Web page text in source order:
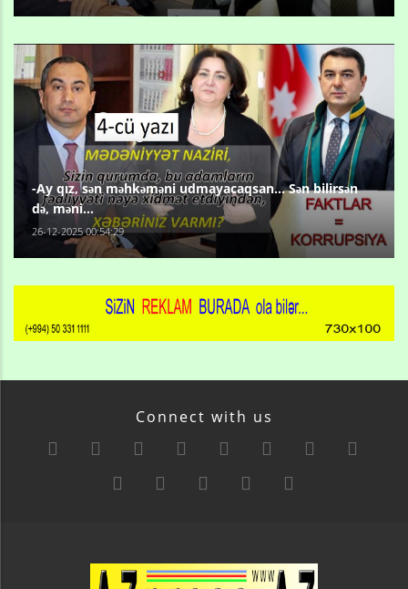
-Ay qız, sən məhkəməni udmayacaqsan... Sən bilirsən
də, məni...
26-12-2025 00:54:29
Connect with us